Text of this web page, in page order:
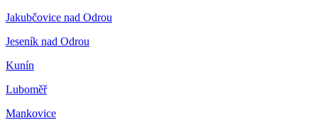
Jakubčovice nad Odrou
Jeseník nad Odrou
Kunín
Luboměř
Mankovice